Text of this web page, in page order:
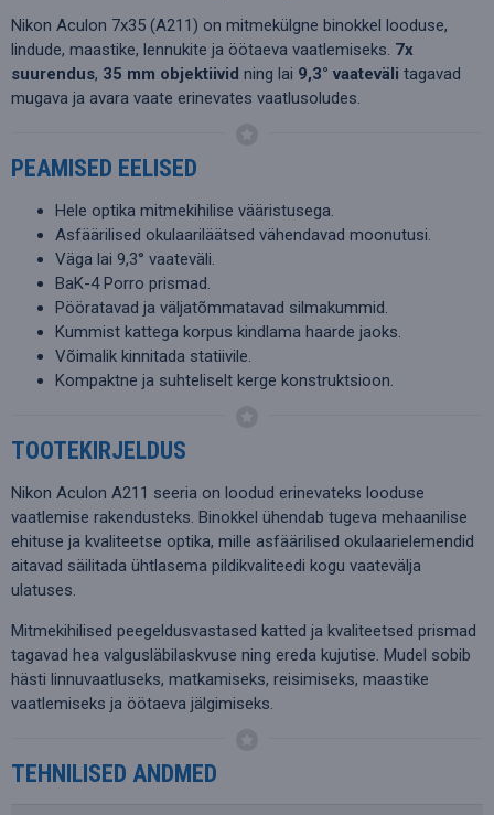
Nikon Aculon 7x35 (A211) on mitmekülgne binokkel looduse,
lindude, maastike, lennukite ja öötaeva vaatlemiseks. 7x
suurendus, 35 mm objektiivid ning lai 9,3° vaateväli tagavad
mugava ja avara vaate erinevates vaatlusoludes.
PEAMISED EELISED
Hele optika mitmekihilise vääristusega.
Asfäärilised okulaariläätsed vähendavad moonutusi.
Väga lai 9,3° vaateväli.
BaK-4 Porro prismad.
Pööratavad ja väljatõmmatavad silmakummid.
Kummist kattega korpus kindlama haarde jaoks.
Võimalik kinnitada statiivile.
Kompaktne ja suhteliselt kerge konstruktsioon.
TOOTEKIRJELDUS
Nikon Aculon A211 seeria on loodud erinevateks looduse
vaatlemise rakendusteks. Binokkel ühendab tugeva mehaanilise
ehituse ja kvaliteetse optika, mille asfäärilised okulaarielemendid
aitavad säilitada ühtlasema pildikvaliteedi kogu vaatevälja
ulatuses.
Mitmekihilised peegeldusvastased katted ja kvaliteetsed prismad
tagavad hea valgusläbilaskvuse ning ereda kujutise. Mudel sobib
hästi linnuvaatluseks, matkamiseks, reisimiseks, maastike
vaatlemiseks ja öötaeva jälgimiseks.
TEHNILISED ANDMED